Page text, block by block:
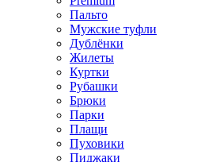
Пальто
Мужские туфли
Дублёнки
Жилеты
Куртки
Рубашки
Брюки
Парки
Плащи
Пуховики
Пиджаки